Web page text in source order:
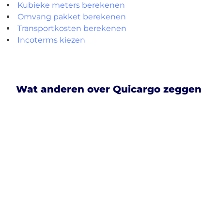
Kubieke meters berekenen
Omvang pakket berekenen
Transportkosten berekenen
Incoterms kiezen
Wat anderen over Quicargo zeggen